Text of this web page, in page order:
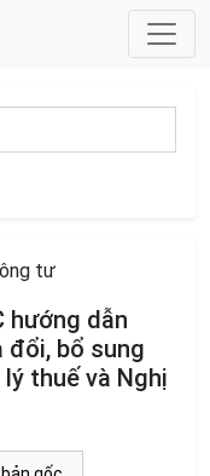
tư
hướng dẫn
đổi, bổ sung
thuế và Nghị